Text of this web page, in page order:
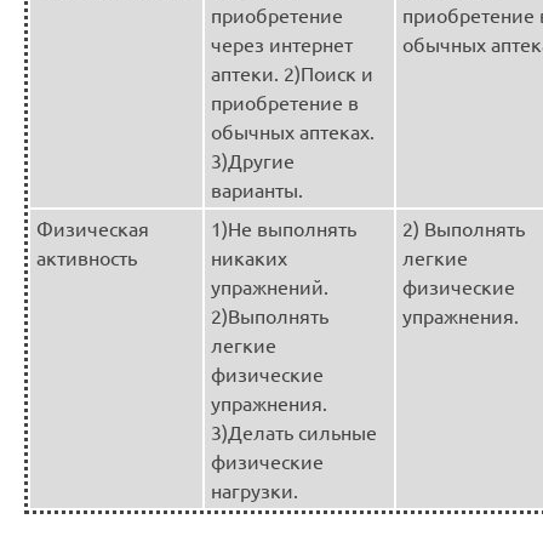
приобретение
через интернет
аптеки. 2)Поиск и
приобретение в
обычных аптеках.
3)Другие
варианты.
приобретение
обычных
Физическая
активность
1)Не выполнять
никаких
упражнений.
2)Выполнять
легкие
физические
упражнения.
3)Делать сильные
физические
нагрузки.
2) Выполнять
легкие
физические
упражнения.